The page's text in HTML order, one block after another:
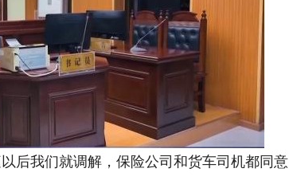
后我们就调解，保险公司和货车司机都同意